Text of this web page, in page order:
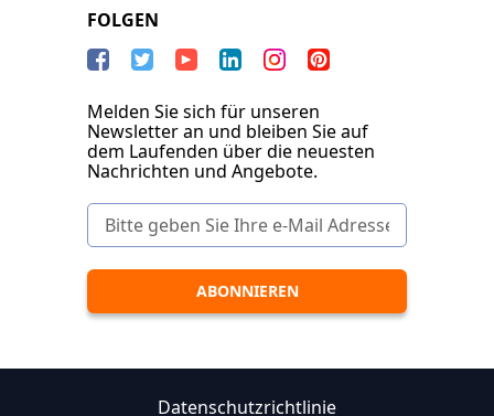
FOLGEN
Melden Sie sich für unseren
Newsletter an und bleiben Sie auf
dem Laufenden über die neuesten
Nachrichten und Angebote.
Datenschutzrichtlinie